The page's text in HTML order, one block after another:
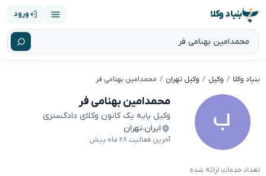
بنیاد وکلا ورود
بنیاد وکلا وکیل وکیل تهران محمدامین بهنامی فر
محمدامین بهنامی فر
وکیل پایه یک کانون وکلای دادگستری
ایران،تهران
آخرین فعالیت ۲۸ ماه پیش
تعداد خدمات ارائه شده